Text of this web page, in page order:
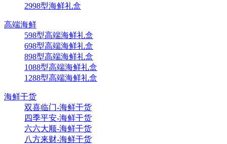
2998型海鲜礼盒
高端海鲜
598型高端海鲜礼盒
698型高端海鲜礼盒
898型高端海鲜礼盒
1088型高端海鲜礼盒
1288型高端海鲜礼盒
海鲜干货
双喜临门-海鲜干货
四季平安-海鲜干货
六六大顺-海鲜干货
八方来财-海鲜干货